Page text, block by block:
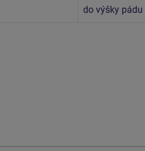
do výšky pádu